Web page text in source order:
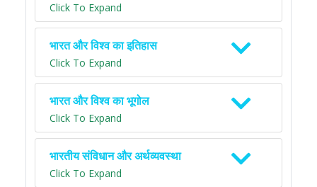
Click To Expand
भारत और विश्व का इतिहास
Click To Expand
भारत और विश्व का भूगोल
Click To Expand
भारतीय संविधान और अर्थव्यवस्था
Click To Expand